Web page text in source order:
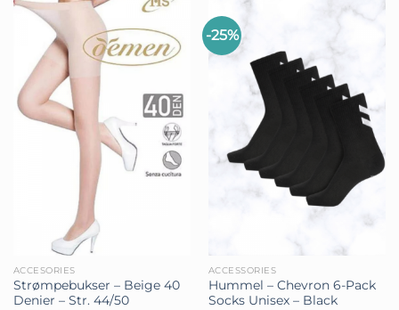
ACCESORIES
Strømpebukser – Beige 40
Denier – Str. 44/50
-25%
ACCESSORIES
Hummel – Chevron 6-Pack
Socks Unisex – Black